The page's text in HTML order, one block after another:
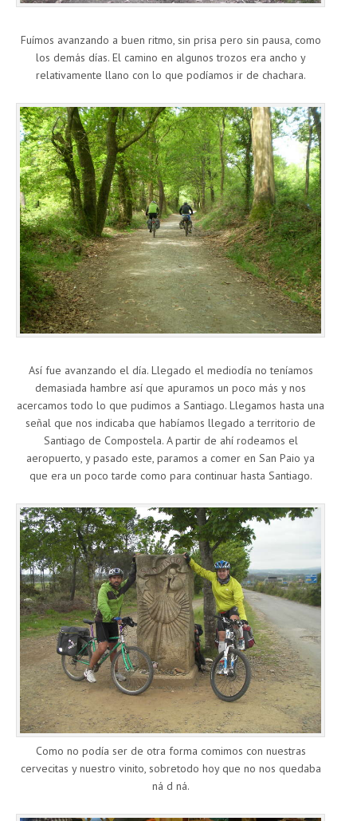
Fuímos avanzando a buen ritmo, sin prisa pero sin pausa, como
los demás días. El camino en algunos trozos era ancho y
relativamente llano con lo que podíamos ir de chachara.
Así fue avanzando el día. Llegado el mediodía no teníamos
demasiada hambre así que apuramos un poco más y nos
acercamos todo lo que pudimos a Santiago. Llegamos hasta una
señal que nos indicaba que habíamos llegado a territorio de
Santiago de Compostela. A partir de ahí rodeamos el
aeropuerto, y pasado este, paramos a comer en San Paio ya
que era un poco tarde como para continuar hasta Santiago.
Como no podía ser de otra forma comimos con nuestras
cervecitas y nuestro vinito, sobretodo hoy que no nos quedaba
ná d ná.